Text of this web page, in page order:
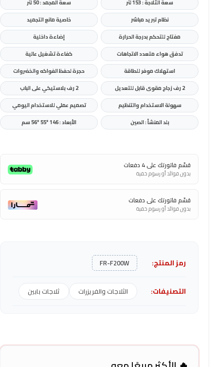
سعة الثلاجة : 153 لتر
سعة المجمد : 50 لتر
نظام تبريد مباشر
خاصية مانع التجميد
مفتاح للتحكم بدرجة الحرارة
إضاءة داخلية
تدفق هواء متعدد الاتجاهات
كفاءة تشغيل عالية
استهلاك موفر للطاقة
حجرة لحفظ الفواكه والخضروات
2 رف زجاج مقوى قابل للتعديل
2 رف بلاستيكي على الباب
سهولة الاستخدام والتنظيم
تصميم عملي للاستخدام اليومي
بلد المنشأ : الصين
الأبعاد : 146 *55 *56 سم
قسّم فاتورتك على 4 دفعات
بدون فوائد أو رسوم خفية
قسّم فاتورتك على دفعات
بدون فوائد أو رسوم خفية
رمز المنتج: FR-F200W
التصنيفات: الثلاجات والفريزرات ثلاجات بابين